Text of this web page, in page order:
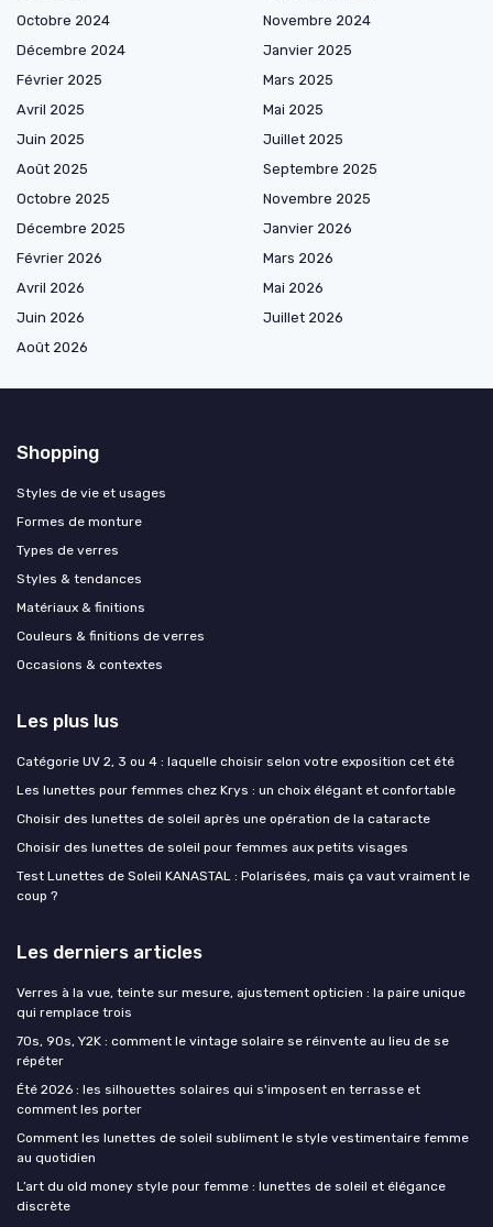
Octobre 2024
Novembre 2024
Décembre 2024
Janvier 2025
Février 2025
Mars 2025
Avril 2025
Mai 2025
Juin 2025
Juillet 2025
Août 2025
Septembre 2025
Octobre 2025
Novembre 2025
Décembre 2025
Janvier 2026
Février 2026
Mars 2026
Avril 2026
Mai 2026
Juin 2026
Juillet 2026
Août 2026
Shopping
Styles de vie et usages
Formes de monture
Types de verres
Styles & tendances
Matériaux & finitions
Couleurs & finitions de verres
Occasions & contextes
Les plus lus
Catégorie UV 2, 3 ou 4 : laquelle choisir selon votre exposition cet été
Les lunettes pour femmes chez Krys : un choix élégant et confortable
Choisir des lunettes de soleil après une opération de la cataracte
Choisir des lunettes de soleil pour femmes aux petits visages
Test Lunettes de Soleil KANASTAL : Polarisées, mais ça vaut vraiment le
coup ?
Les derniers articles
Verres à la vue, teinte sur mesure, ajustement opticien : la paire unique
qui remplace trois
70s, 90s, Y2K : comment le vintage solaire se réinvente au lieu de se
répéter
Été 2026 : les silhouettes solaires qui s'imposent en terrasse et
comment les porter
Comment les lunettes de soleil subliment le style vestimentaire femme
au quotidien
L’art du old money style pour femme : lunettes de soleil et élégance
discrète